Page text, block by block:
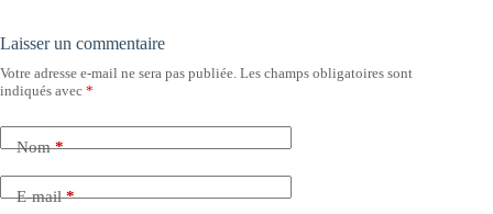
Laisser un commentaire
Votre adresse e-mail ne sera pas publiée. Les champs obligatoires sont
indiqués avec *
Nom*
E-mail*